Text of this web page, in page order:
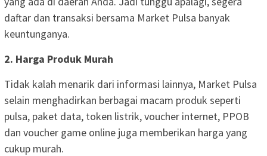
daftar dan transaksi bersama Market Pulsa banyak
keuntunganya.
2. Harga Produk Murah
Tidak kalah menarik dari informasi lainnya, Market Pulsa
selain menghadirkan berbagai macam produk seperti
pulsa, paket data, token listrik, voucher internet, PPOB
dan voucher game online juga memberikan harga yang
cukup murah.